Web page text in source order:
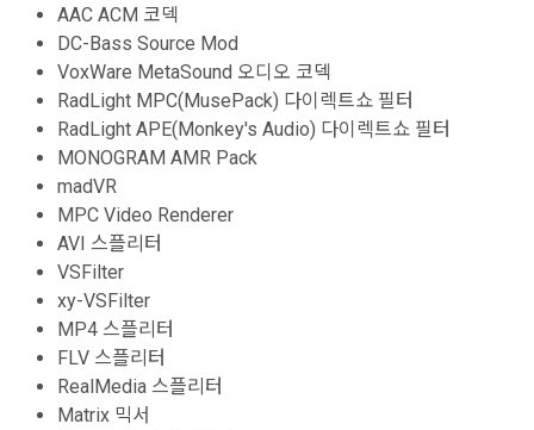
AAC ACM 코덱
DC-Bass Source Mod
VoxWare MetaSound 오디오 코덱
RadLight MPC(MusePack) 다이렉트쇼 필터
RadLight APE(Monkey's Audio) 다이렉트쇼 필터
MONOGRAM AMR Pack
madVR
MPC Video Renderer
AVI 스플리터
VSFilter
xy-VSFilter
MP4 스플리터
FLV 스플리터
RealMedia 스플리터
Matrix 믹서